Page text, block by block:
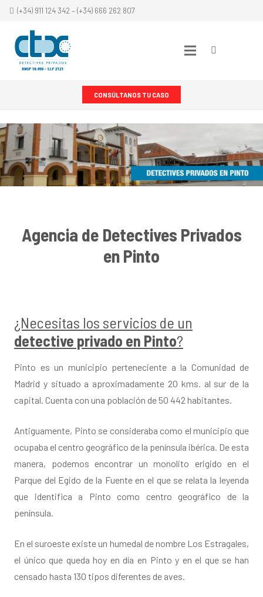
(+34) 911 124 342 – (+34) 666 262 807
CONSÚLTANOS TU CASO
Agencia de Detectives Privados
en Pinto
¿Necesitas los servicios de un
detective privado en Pinto?
Pinto es un municipio perteneciente a la Comunidad de
Madrid y situado a aproximadamente 20 kms. al sur de la
capital. Cuenta con una población de 50 442 habitantes.
Antiguamente, Pinto se consideraba como el municipio que
ocupaba el centro geográfico de la península ibérica. De esta
manera, podemos encontrar un monolito erigido en el
Parque del Egido de la Fuente en el que se relata la leyenda
que identifica a Pinto como centro geográfico de la
península.
En el suroeste existe un humedal de nombre Los Estragales,
el único que queda hoy en día en Pinto y en el que se han
censado hasta 130 tipos diferentes de aves.